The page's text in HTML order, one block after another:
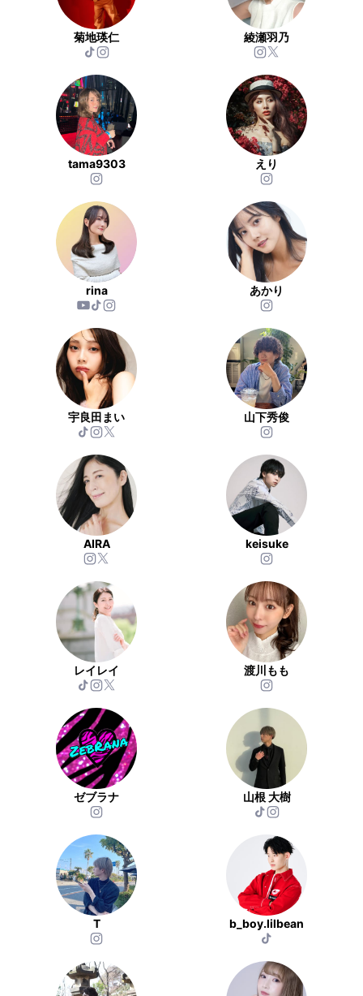
菊地瑛仁 綾瀬羽乃
tama9303 えり
rina あかり
宇良田まい 山下秀俊
AIRA keisuke
レイレイ 渡川もも
ゼブラナ 山根 大樹
T b_boy.lilbean